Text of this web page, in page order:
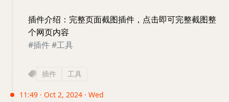
插件介绍：完整页面截图插件，点击即可完整截图整
个网页内容
#插件#工具
插件 工具
11:49 · Oct 2, 2024 · Wed